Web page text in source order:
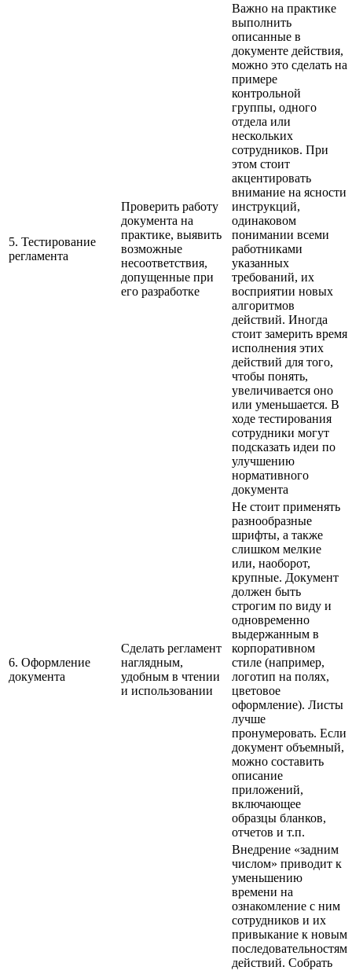
5. Тестирование
регламента
Проверить работу
документа на
практике, выявить
возможные
несоответствия,
допущенные при
его разработке
Важно на практике
выполнить
описанные в
документе действия,
можно это сделать на
примере
контрольной
группы, одного
отдела или
нескольких
сотрудников. При
этом стоит
акцентировать
внимание на ясности
инструкций,
одинаковом
понимании всеми
работниками
указанных
требований, их
восприятии новых
алгоритмов
действий. Иногда
стоит замерить время
исполнения этих
действий для того,
чтобы понять,
увеличивается оно
или уменьшается. В
ходе тестирования
сотрудники могут
подсказать идеи по
улучшению
нормативного
документа
6. Оформление
документа
Сделать регламент
наглядным,
удобным в чтении
и использовании
Не стоит применять
разнообразные
шрифты, а также
слишком мелкие
или, наоборот,
крупные. Документ
должен быть
строгим по виду и
одновременно
выдержанным в
корпоративном
стиле (например,
логотип на полях,
цветовое
оформление). Листы
лучше
пронумеровать. Если
документ объемный,
можно составить
описание
приложений,
включающее
образцы бланков,
отчетов и т.п.
Внедрение «задним
числом» приводит к
уменьшению
времени на
ознакомление с ним
сотрудников и их
привыкание к новым
последовательностям
действий. Собрать